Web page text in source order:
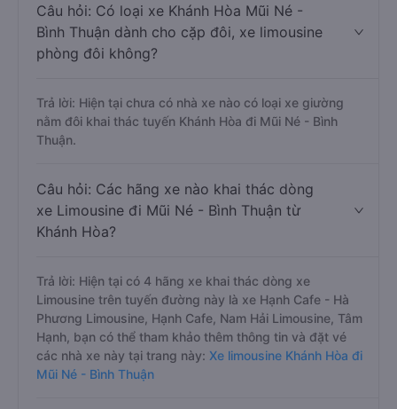
Câu hỏi: Có loại xe Khánh Hòa Mũi Né -
Bình Thuận dành cho cặp đôi, xe limousine
phòng đôi không?
Trả lời: Hiện tại chưa có nhà xe nào có loại xe giường
nằm đôi khai thác tuyến Khánh Hòa đi Mũi Né - Bình
Thuận.
Câu hỏi: Các hãng xe nào khai thác dòng
xe Limousine đi Mũi Né - Bình Thuận từ
Khánh Hòa?
Trả lời: Hiện tại có 4 hãng xe khai thác dòng xe
Limousine trên tuyến đường này là xe Hạnh Cafe - Hà
Phương Limousine, Hạnh Cafe, Nam Hải Limousine, Tâm
Hạnh, bạn có thể tham khảo thêm thông tin và đặt vé
các nhà xe này tại trang này: Xe limousine Khánh Hòa đi
Mũi Né - Bình Thuận